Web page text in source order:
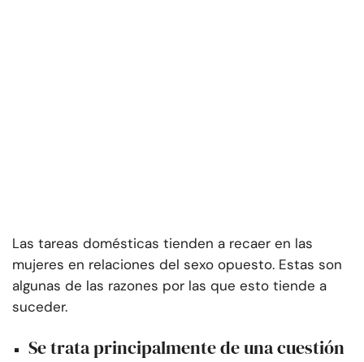
Las tareas domésticas tienden a recaer en las
mujeres en relaciones del sexo opuesto. Estas son
algunas de las razones por las que esto tiende a
suceder.
Se trata principalmente de una cuestión